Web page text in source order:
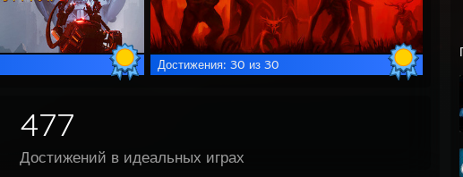
Достижения: 30 из 30
477
Достижений в идеальных играх